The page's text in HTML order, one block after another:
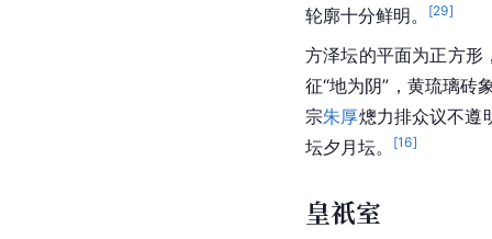
轮廓十分鲜明。
[29]
方泽坛的平面为正方形
征“地为阴”，黄琉璃砖
宗朱厚熜力排众议不遵
坛夕月坛。
[16]
皇祇室